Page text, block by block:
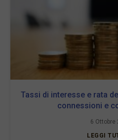
Tassi di interesse e rata
connessioni e
6 Ottobre
LEGGI